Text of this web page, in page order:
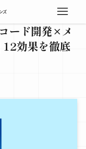
ード開発×メ
12効果を徹底